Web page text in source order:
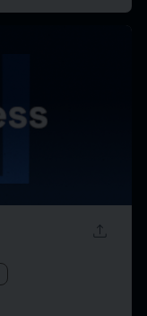
upload